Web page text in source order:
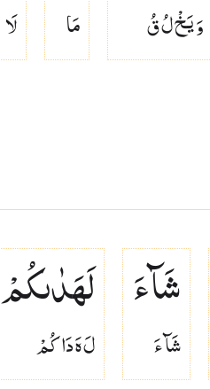
وَ يَخْ لُ قُ مَا لَا
شَآءَ
شَآ ءَ
لَهَدٰىكُمْ
لَ هَ دَاكُمْ